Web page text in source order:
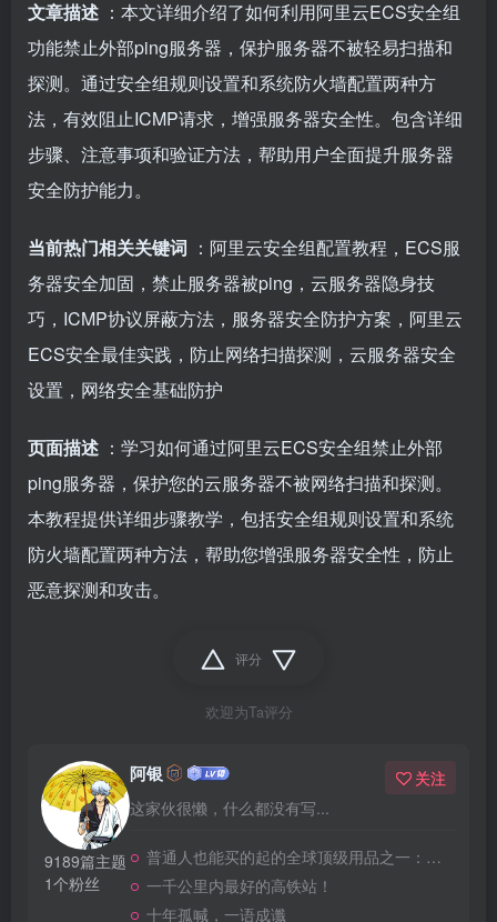
文章描述 ：本文详细介绍了如何利用阿里云ECS安全组
功能禁止外部ping服务器，保护服务器不被轻易扫描和
探测。通过安全组规则设置和系统防火墙配置两种方
法，有效阻止ICMP请求，增强服务器安全性。包含详细
步骤、注意事项和验证方法，帮助用户全面提升服务器
安全防护能力。
当前热门相关关键词 ：阿里云安全组配置教程，ECS服
务器安全加固，禁止服务器被ping，云服务器隐身技
巧，ICMP协议屏蔽方法，服务器安全防护方案，阿里云
ECS安全最佳实践，防止网络扫描探测，云服务器安全
设置，网络安全基础防护
页面描述 ：学习如何通过阿里云ECS安全组禁止外部
ping服务器，保护您的云服务器不被网络扫描和探测。
本教程提供详细步骤教学，包括安全组规则设置和系统
防火墙配置两种方法，帮助您增强服务器安全性，防止
恶意探测和攻击。
评分
欢迎为Ta评分
9189篇主题
1个粉丝
阿银
这家伙很懒，什么都没有写...
关注
普通人也能买的起的全球顶级用品之一：WD-40润滑除锈剂！
一千公里内最好的高铁站！
十年孤喊，一语成谶